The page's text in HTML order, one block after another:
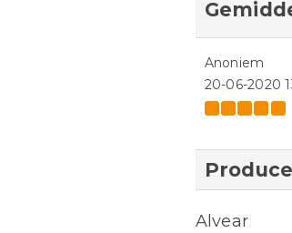
Anoniem
20-06-2020
Alvear